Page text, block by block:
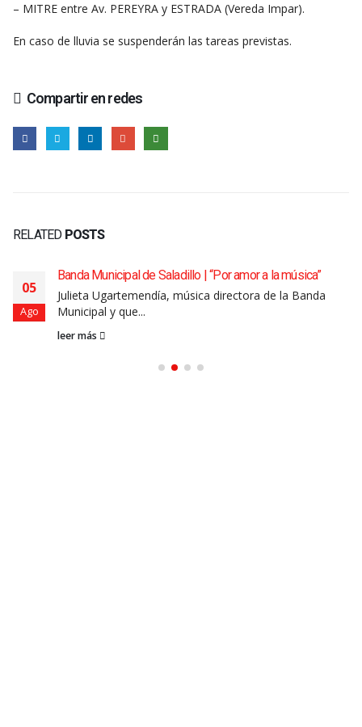
– MITRE entre Av. PEREYRA y ESTRADA (Vereda Impar).
En caso de lluvia se suspenderán las tareas previstas.
Compartir en redes
RELATED POSTS
05
Ago
Banda Municipal de Saladillo | “Por amor a la música”
Julieta Ugartemendía, música directora de la Banda
Municipal y que...
leer más